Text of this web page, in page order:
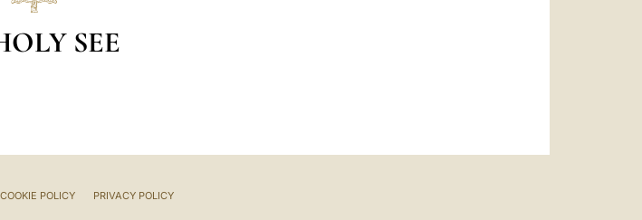
SEE
COOKIE POLICY PRIVACY POLICY